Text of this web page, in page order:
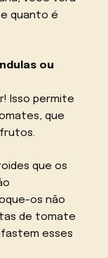
quanto é
ou
Isso permite
que
que os
os não
de tomate
esses